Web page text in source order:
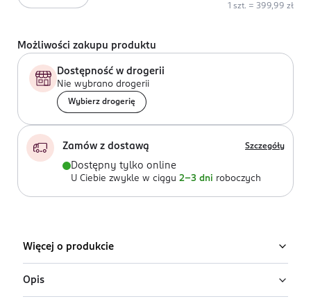
1 szt. = 399,99 zł
Możliwości zakupu produktu
Dostępność w drogerii
Nie wybrano drogerii
Wybierz drogerię
Zamów z dostawą Szczegóły
Dostępny tylko online
U Ciebie zwykle w ciągu 2-3 dni roboczych
Więcej o produkcie
Opis